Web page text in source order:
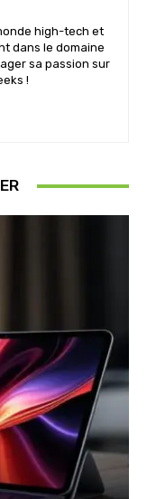
high-tech et
dans le domaine
sa passion sur
!